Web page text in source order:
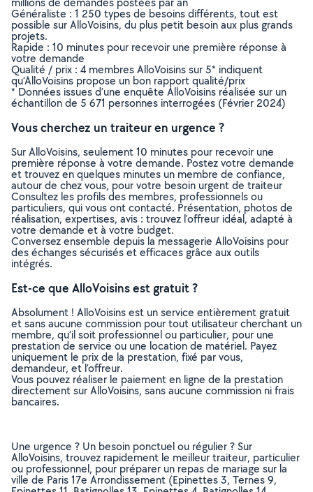
Généraliste : 1 250 types de besoins différents, tout est
possible sur AlloVoisins, du plus petit besoin aux plus grands
projets.
Rapide : 10 minutes pour recevoir une première réponse à
votre demande
Qualité / prix : 4 membres AlloVoisins sur 5* indiquent
qu’AlloVoisins propose un bon rapport qualité/prix
* Données issues d’une enquête AlloVoisins réalisée sur un
échantillon de 5 671 personnes interrogées (Février 2024)
Vous cherchez un traiteur en urgence ?
Sur AlloVoisins, seulement 10 minutes pour recevoir une
première réponse à votre demande. Postez votre demande
et trouvez en quelques minutes un membre de confiance,
autour de chez vous, pour votre besoin urgent de traiteur
Consultez les profils des membres, professionnels ou
particuliers, qui vous ont contacté. Présentation, photos de
réalisation, expertises, avis : trouvez l'offreur idéal, adapté à
votre demande et à votre budget.
Conversez ensemble depuis la messagerie AlloVoisins pour
des échanges sécurisés et efficaces grâce aux outils
intégrés.
Est-ce que AlloVoisins est gratuit ?
Absolument ! AlloVoisins est un service entièrement gratuit
et sans aucune commission pour tout utilisateur cherchant un
membre, qu’il soit professionnel ou particulier, pour une
prestation de service ou une location de matériel. Payez
uniquement le prix de la prestation, fixé par vous,
demandeur, et l’offreur.
Vous pouvez réaliser le paiement en ligne de la prestation
directement sur AlloVoisins, sans aucune commission ni frais
bancaires.
Une urgence ? Un besoin ponctuel ou régulier ? Sur
AlloVoisins, trouvez rapidement le meilleur traiteur, particulier
ou professionnel, pour préparer un repas de mariage sur la
ville de Paris 17e Arrondissement (Epinettes 3, Ternes 9,